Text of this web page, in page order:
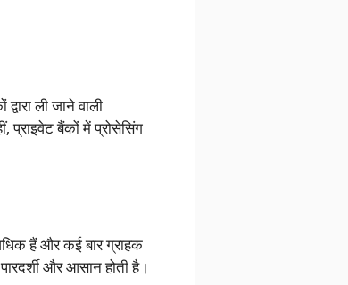
ली जाने वाली
बैंकों में प्रोसेसिंग
हैं और कई बार ग्राहक
और आसान होती है।